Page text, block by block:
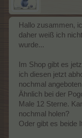
Hallo zusammen,
daher weiß ich
wurde...
Im Shop gibt es
ich diesen jetzt
nochmal
Ähnlich bei der
Male 12 Sterne.
nochmal holen?
Oder gibt es beide